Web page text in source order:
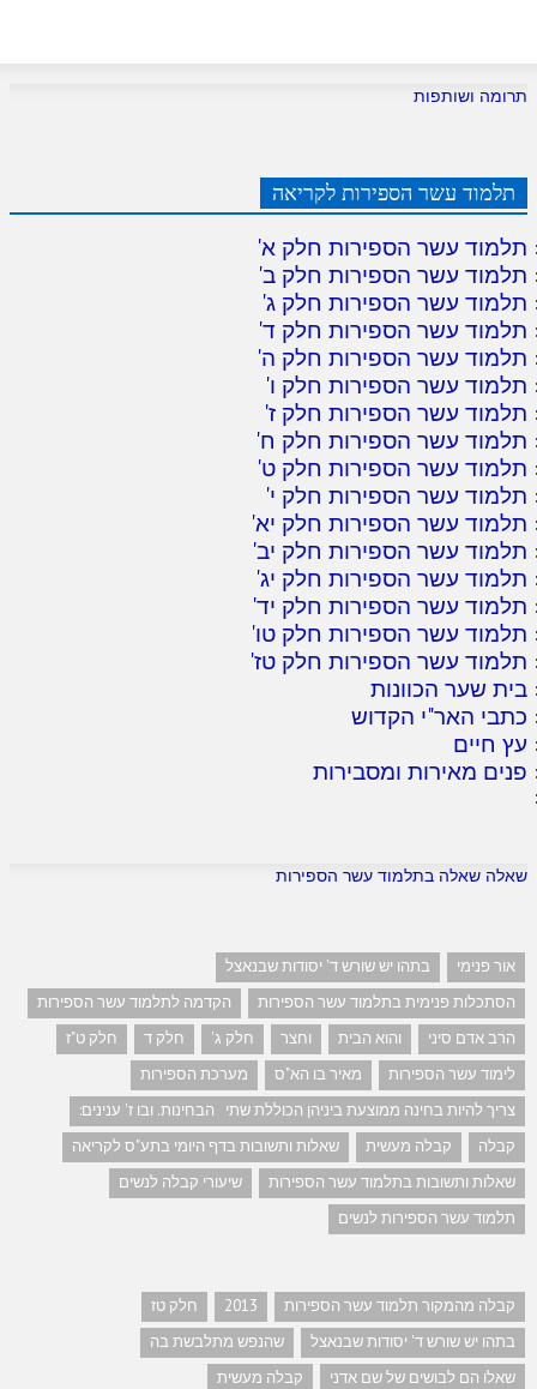
תרומה ושותפות
תלמוד עשר הספירות לקריאה
תלמוד עשר הספירות חלק א'
תלמוד עשר הספירות חלק ב'
תלמוד עשר הספירות חלק ג'
תלמוד עשר הספירות חלק ד'
תלמוד עשר הספירות חלק ה'
תלמוד עשר הספירות חלק ו'
תלמוד עשר הספירות חלק ז'
תלמוד עשר הספירות חלק ח'
תלמוד עשר הספירות חלק ט'
תלמוד עשר הספירות חלק י'
תלמוד עשר הספירות חלק יא'
תלמוד עשר הספירות חלק יב'
תלמוד עשר הספירות חלק יג'
תלמוד עשר הספירות חלק יד'
תלמוד עשר הספירות חלק טו'
תלמוד עשר הספירות חלק טז'
בית שער הכוונות
כתבי האר"י הקדוש
עץ חיים
פנים מאירות ומסבירות
שאלה שאלה בתלמוד עשר הספירות
אור פנימי
בתהו יש שורש ד' יסודות שבנאצל
הסתכלות פנימית בתלמוד עשר הספירות
הקדמה לתלמוד עשר הספירות
הרב אדם סיני
והוא הבית וחצר חלק ג' חלק ד
חלק ט"ז
לימוד עשר הספירות
מאיר בו הא"ס
מערכת הספירות
צריך להיות בחינה ממוצעת ביניהן הכוללת שתי הבחינות. ובו ז' ענינים:
קבלה
קבלה מעשית
שאלות ותשובות בדף היומי בתע"ס לקריאה
שאלות ותשובות בתלמוד עשר הספירות
שיעורי קבלה לנשים
תלמוד עשר הספירות לנשים
קבלה מהמקור תלמוד עשר הספירות 2013
חלק טז
בתהו יש שורש ד' יסודות שבנאצל
שהנפש מתלבשת בה
שאלו הם לבושים של שם אדני
קבלה מעשית